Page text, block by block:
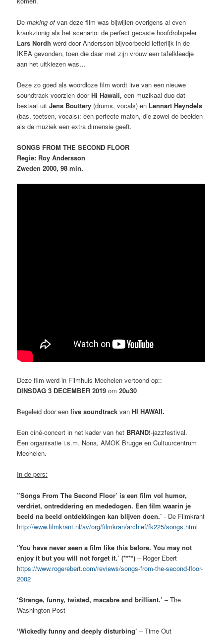
Demaking ofvan deze film was bijwijlen overigens al even
krankzinnig als het scenario: de perfect gecaste hoofdrolspeler
Lars Nordh werd door Andersson bijvoorbeeld letterlijk in de
IKEA gevonden, toen die daar met zijn vrouw een tafelkleedje
aan het uitkiezen was…
Deze zo goed als woordloze film wordt live van een nieuwe
soundtrack voorzien doorHi Hawaii, een muzikaal duo dat
bestaat uitJens Bouttery (drums, vocals) en Lennart Heyndels
(bas, toetsen, vocals): een perfecte match, die zowel de beelden
als de muziek een extra dimensie geeft.
SONGS FROM THE SECOND FLOOR
Regie: Roy Andersson
Zweden 2000, 98 min.
Deze film werd in Filmhuis Mechelen vertoond op::
DINSDAG 3 DECEMBER 2019 om20u30
Begeleid door een live soundtrack van HI HAWAII.
Een ciné-concert in het kader van het BRAND!-jazzfestival.
Een organisatie i.s.m. Nona, AMOK Brugge en Cultuur­cen­trum
Mechelen.
In de pers:
”Songs From The Second Floor’ is een film vol humor,
verdriet, ontreddering en mededogen. Een film waarin je
beeld na beeld ontdekkingen kan blijven doen.’- De Filmkrant
http://www.filmkrant.nl/av/org/filmkran/archief/fk225/songs.html
‘You have never seen a film like this before. You may not
enjoy it but you will not forget it.’ (****) – Roger Ebert
https://www.rogerebert.com/reviews/songs-from-the-second-floor-
2002
‘Strange, funny, twisted, macabre and brilliant.’ – The
Washington Post
‘Wickedly funny and deeply disturbing’ – Time Out